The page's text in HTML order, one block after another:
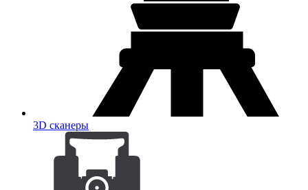
3D сканеры